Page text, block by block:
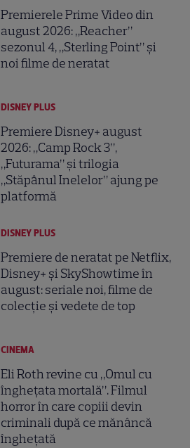
Premierele Prime Video din
august 2026: „Reacher”
sezonul 4, „Sterling Point” și
noi filme de neratat
DISNEY PLUS
Premiere Disney+ august
2026: „Camp Rock 3”,
„Futurama” și trilogia
„Stăpânul Inelelor” ajung pe
platformă
DISNEY PLUS
Premiere de neratat pe Netflix,
Disney+ și SkyShowtime în
august: seriale noi, filme de
colecție și vedete de top
CINEMA
Eli Roth revine cu „Omul cu
înghețata mortală”. Filmul
horror în care copiii devin
criminali după ce mănâncă
înghețată